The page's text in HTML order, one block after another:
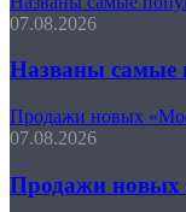
07.08.2026
Названы самые
Продажи новых
07.08.2026
Продажи новых